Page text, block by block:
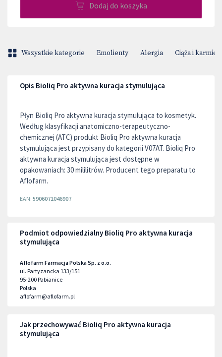
Dodaj do koszyka
Wszystkie kategorie Emolienty Alergia Ciąża i
Opis Bioliq Pro aktywna kuracja stymulująca
Płyn Bioliq Pro aktywna kuracja stymulująca to kosmetyk.
Według klasyfikacji anatomiczno-terapeutyczno-
chemicznej (ATC) produkt Bioliq Pro aktywna kuracja
stymulująca jest przypisany do kategorii V07AT. Bioliq Pro
aktywna kuracja stymulująca jest dostępne w
opakowaniach: 30 mililitrów. Producent tego preparatu to
Aflofarm.
EAN: 5906071046907
Podmiot odpowiedzialny Bioliq Pro aktywna kuracja
stymulująca
Aflofarm Farmacja Polska Sp. z o.o.
ul. Partyzancka 133/151
95-200Pabianice
Polska
aflofarm@aflofarm.pl
Jak przechowywać Bioliq Pro aktywna kuracja
stymulująca